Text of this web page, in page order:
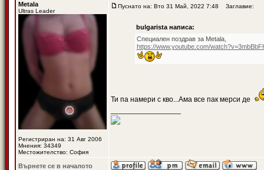
Metala
Ultras Leader
Регистриран на: 31 Авг 2006
Мнения: 34349
Местожителство: София
Пуснато на: Вто 31 Май, 2022 7:48 Заглавие:
bulgarista написа:
Специален поздрав за Metala,
https://www.youtube.com/
Ти па намери с кво...Ама все пак мерси де
Върнете се в началото